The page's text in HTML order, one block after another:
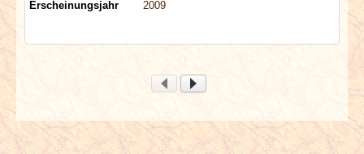
Erscheinungsjahr
2009